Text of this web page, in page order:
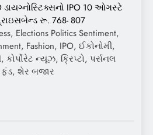
ડાયગ્નોસ્ટિક્સનો IPO 10 ઓગસ્ટે
રૂ. 768- 807
Elections Politics Sentiment,
Fashion, IPO, ઈકોનોમી,
કોર્પોરેટ ન્યૂઝ, ક્રિપ્ટો, પર્સનલ
શેર બજાર